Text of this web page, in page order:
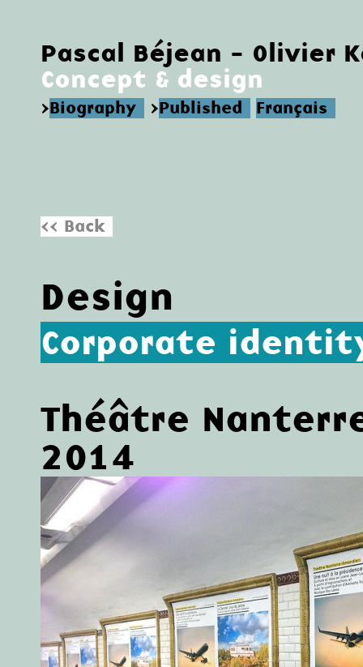
Pascal Béjean - Olivier
Concept & design
>Biography >Published Français
<< Back
Design
Corporate
Théâtre
2014